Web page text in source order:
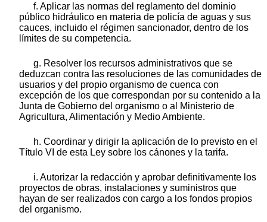
f. Aplicar las normas del reglamento del dominio
público hidráulico en materia de policía de aguas y sus
cauces, incluido el régimen sancionador, dentro de los
límites de su competencia.
g. Resolver los recursos administrativos que se
deduzcan contra las resoluciones de las comunidades de
usuarios y del propio organismo de cuenca con
excepción de los que correspondan por su contenido a la
Junta de Gobierno del organismo o al Ministerio de
Agricultura, Alimentación y Medio Ambiente.
h. Coordinar y dirigir la aplicación de lo previsto en el
Título VI de esta Ley sobre los cánones y la tarifa.
i. Autorizar la redacción y aprobar definitivamente los
proyectos de obras, instalaciones y suministros que
hayan de ser realizados con cargo a los fondos propios
del organismo.